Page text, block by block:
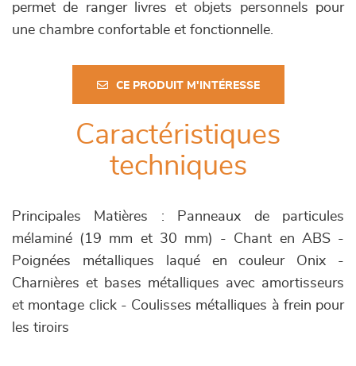
permet de ranger livres et objets personnels pour
une chambre confortable et fonctionnelle.
CE PRODUIT M'INTÉRESSE
Caractéristiques
techniques
Principales Matières : Panneaux de particules
mélaminé (19 mm et 30 mm) - Chant en ABS -
Poignées métalliques laqué en couleur Onix -
Charnières et bases métalliques avec amortisseurs
et montage click - Coulisses métalliques à frein pour
les tiroirs